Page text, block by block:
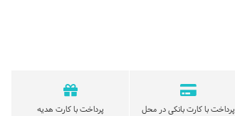
پرداخت با کارت بانکی در محل
پرداخت با کارت هدیه